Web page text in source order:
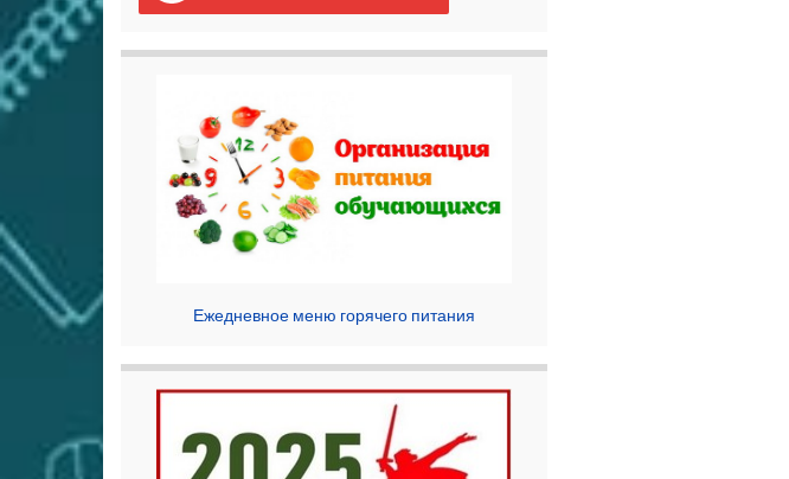
Ежедневное меню горячего питания